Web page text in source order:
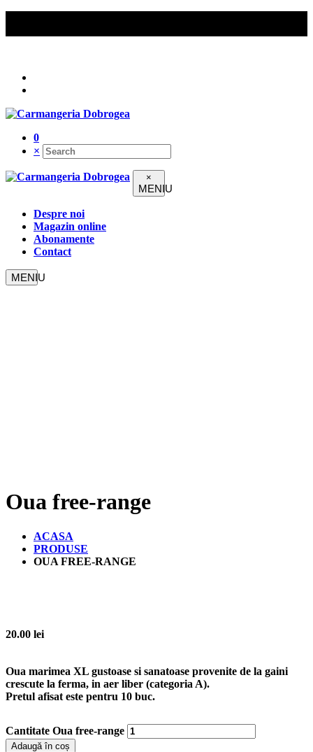
0
×
×
Despre noi
Magazin online
Abonamente
Contact
Oua free-range
ACASA
PRODUSE
OUA FREE-RANGE
20.00 lei
Oua marimea XL gustoase si sanatoase provenite de la gaini
crescute la ferma, in aer liber (categoria A).
Pretul afisat este pentru 10 buc.
Cantitate Oua free-range
Adaugă în coș